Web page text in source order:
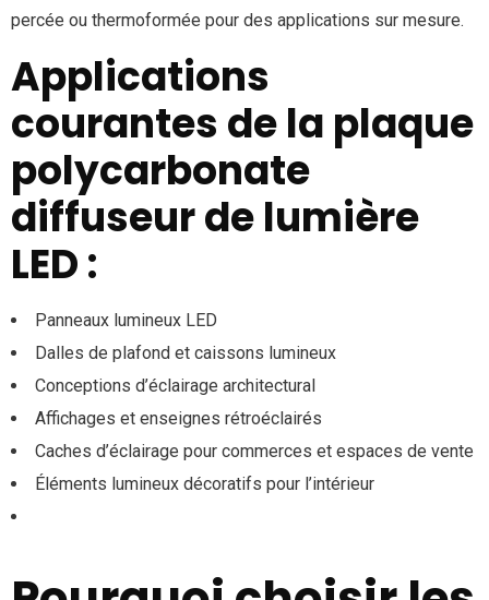
percée ou thermoformée pour des applications sur mesure.
Applications
courantes de la plaque
polycarbonate
diffuseur de lumière
LED :
Panneaux lumineux LED
Dalles de plafond et caissons lumineux
Conceptions d’éclairage architectural
Affichages et enseignes rétroéclairés
Caches d’éclairage pour commerces et espaces de vente
Éléments lumineux décoratifs pour l’intérieur